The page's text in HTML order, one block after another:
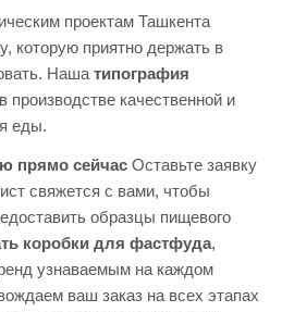
проектам Ташкента
которую приятно держать в
Нашатипография
качественной и
еды.
прямо сейчас Оставьте заявку
свяжется с вами, чтобы
образцы пищевого
коробки для фастфуда,
узнаваемым на каждом
ваш заказ на всех этапах